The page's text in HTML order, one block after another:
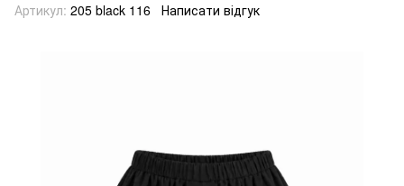
Артикул: 205 black 116 Написати відгук